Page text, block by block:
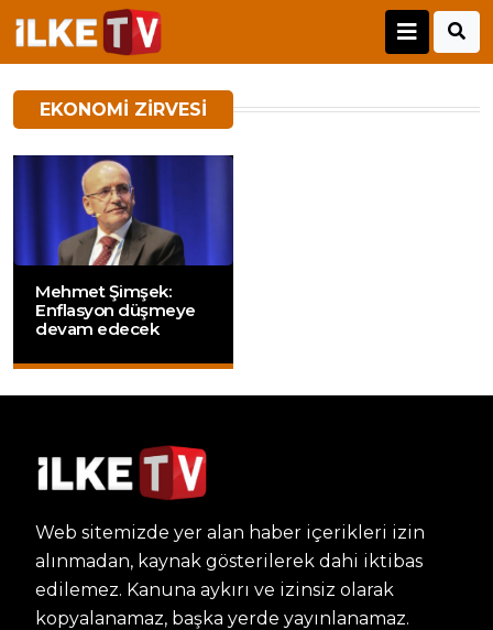
EKONOMI ZIRVESI
Mehmet Şimşek:
Enflasyon düşmeye
devam edecek
Web sitemizde yer alan haber içerikleri izin
alınmadan, kaynak gösterilerek dahi iktibas
edilemez. Kanuna aykırı ve izinsiz olarak
kopyalanamaz, başka yerde yayınlanamaz.